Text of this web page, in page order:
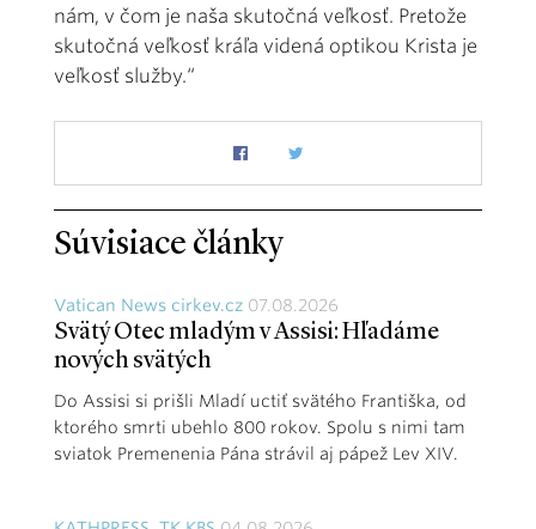
nám, v čom je naša skutočná veľkosť. Pretože
skutočná veľkosť kráľa videná optikou Krista je
veľkosť služby.“
Súvisiace články
Vatican News cirkev.cz 07.08.2026
Svätý Otec mladým v Assisi: Hľadáme
nových svätých
Do Assisi si prišli Mladí uctiť svätého Františka, od
ktorého smrti ubehlo 800 rokov. Spolu s nimi tam
sviatok Premenenia Pána strávil aj pápež Lev XIV.